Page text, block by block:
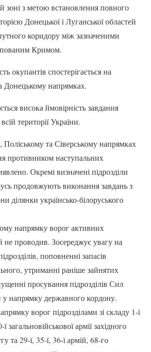
зоні з метою встановлення повного
Донецької і Луганської областей
коридору між зазначеними
Кримом.
окупантів спостерігається на
Донецькому напрямках.
висока ймовірність завдання
території України.
та Сіверському напрямках
противником наступальних
Окремі визначені підрозділи
продовжують виконання завдань з
ділянки українсько-білоруського
напрямку ворог активних
не проводив. Зосереджує увагу на
поповненні запасів
утриманні раніше зайнятих
просування підрозділів Сил
напрямку державного кордону.
ворог підрозділами зі складу 1-ї
ї загальновійськової армії західного
та 29-ї, 35-ї, 36-ї армій, 68-го